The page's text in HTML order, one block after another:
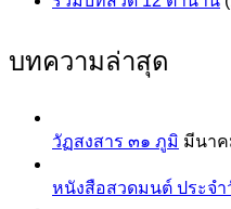
บทความล่าสุด
วัฏสงสาร ๓๑ ภูมิ มีนาค
หนังสือสวดมนต์ ประจำ